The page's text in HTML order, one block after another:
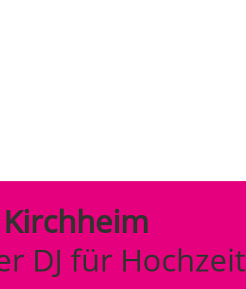
DJ für Hochzeit